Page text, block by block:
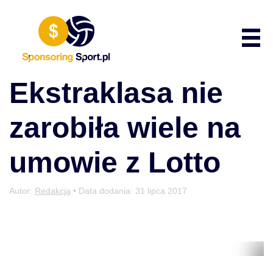
Ekstraklasa nie
zarobiła wiele na
umowie z Lotto
Autor: Redakcja • Data dodania: 31 lipca 2017